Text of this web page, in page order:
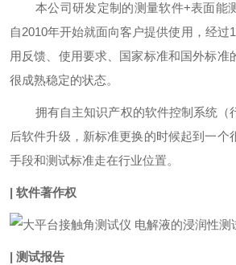
本公司研发定制的测量软件+表面能
自2010年开始就面向客户提供使用，经过
用反馈、使用要求、国家标准和国外标准
很成熟稳定的状态。
拥有自主知识产权的软件控制系统（
后软件升级，新标准更换的时候起到一个
手段和测试标准走在行业位置。
| 软件著作权
| 测试报告